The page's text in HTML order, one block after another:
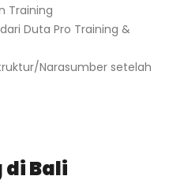
Training
Duta Pro Training &
Narasumber setelah
Bali